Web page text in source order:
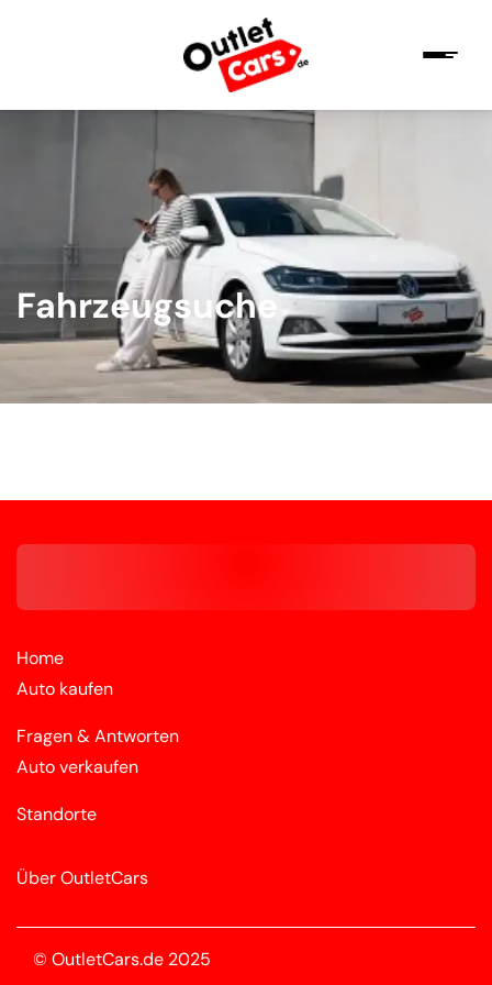
Fahrzeugsuche
Home
Auto kaufen
Fragen & Antworten
Auto verkaufen
Standorte
Über OutletCars
© OutletCars.de 2025